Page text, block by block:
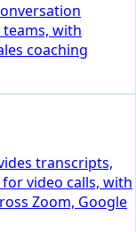
with
coaching
transcripts,
video calls, with
Zoom, Google